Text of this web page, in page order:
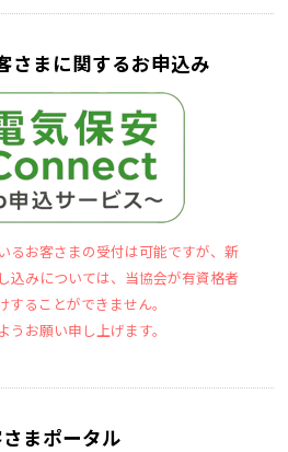
さまに関するお申込み
るお客さまの受付は可能ですが、新
込みについては、当協会が有資格者
ることができません。
お願い申し上げます。
まポータル